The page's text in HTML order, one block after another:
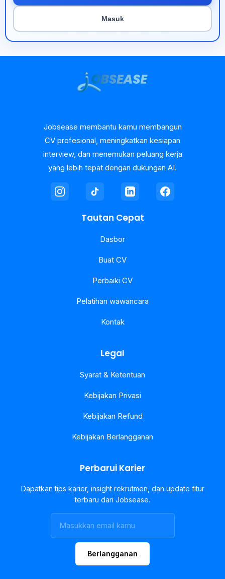
Masuk
Jobsease membantu kamu membangun
CV profesional, meningkatkan kesiapan
interview, dan menemukan peluang kerja
yang lebih tepat dengan dukungan AI.
Tautan Cepat
Dasbor
Buat CV
Perbaiki CV
Pelatihan wawancara
Kontak
Legal
Syarat & Ketentuan
Kebijakan Privasi
Kebijakan Refund
Kebijakan Berlangganan
Perbarui Karier
Dapatkan tips karier, insight rekrutmen, dan update fitur
terbaru dari Jobsease.
Berlangganan